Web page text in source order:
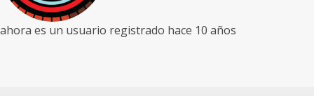
Vjspain
ahora es un usuario registrado hace 10 años